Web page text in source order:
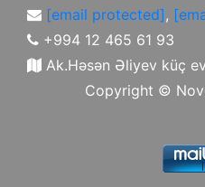
[email protected],
+994 12 465 61 93
Ak.Həsən Əliyev küç
Copyright ©